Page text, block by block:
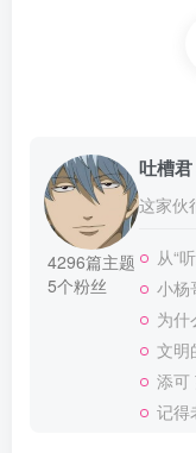
4296篇主题
5个粉丝
吐槽君
这家伙
从“
小杨
为什
文明
添可
记得